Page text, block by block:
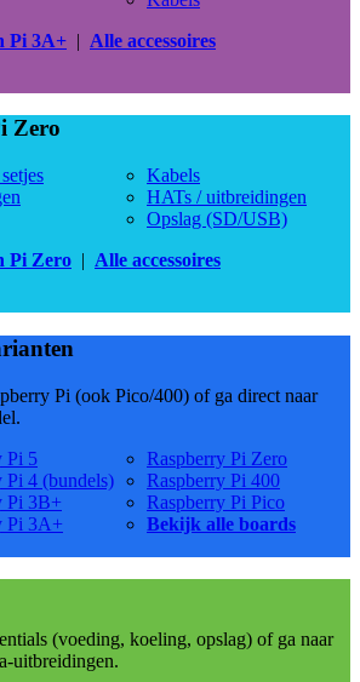
Pi 3A+ | Alle accessoires
Zero
Kabels
HATs / uitbreidingen
Opslag (SD/USB)
Pi Zero | Alle accessoires
Pi (ook Pico/400) of ga direct naar
Pi 5
Pi 4 (bundels)
Pi 3B+
Pi 3A+
Raspberry Pi Zero
Raspberry Pi 400
Raspberry Pi Pico
Bekijk alle boards
(voeding, koeling, opslag) of ga naar
uitbreidingen.